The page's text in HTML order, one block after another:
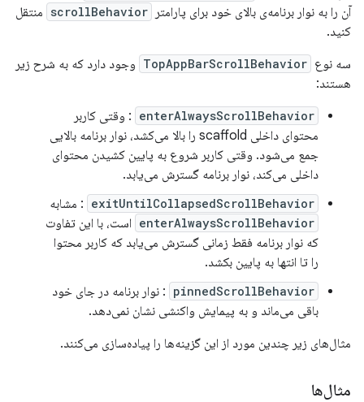
آن را به نوار برنامه‌ی بالای خود برای پارامتر
scrollBehavior منتقل
کنید.
سه نوع TopAppBarScrollBehavior وجود دارد که به شرح زیر
هستند:
enterAlwaysScrollBehavior : وقتی کاربر
محتوای داخلی scaffold را بالا می‌کشد، نوار برنامه بالایی
جمع می‌شود. وقتی کاربر شروع به پایین کشیدن محتوای
داخلی می‌کند، نوار برنامه گسترش می‌یابد.
exitUntilCollapsedScrollBehavior : مشابه
enterAlwaysScrollBehavior است، با این تفاوت
که نوار برنامه فقط زمانی گسترش می‌یابد که کاربر محتوا
را تا انتها به پایین بکشد.
pinnedScrollBehavior : نوار برنامه در جای خود
باقی می‌ماند و به پیمایش واکنشی نشان نمی‌دهد.
مثال‌های زیر چندین مورد از این گزینه‌ها را پیاده‌سازی می‌کنند.
مثال‌ها